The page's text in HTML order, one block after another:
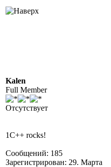
Kalen
Full Member
Отсутствует
1C++ rocks!
Сообщений: 185
Зарегистрирован: 29. Марта